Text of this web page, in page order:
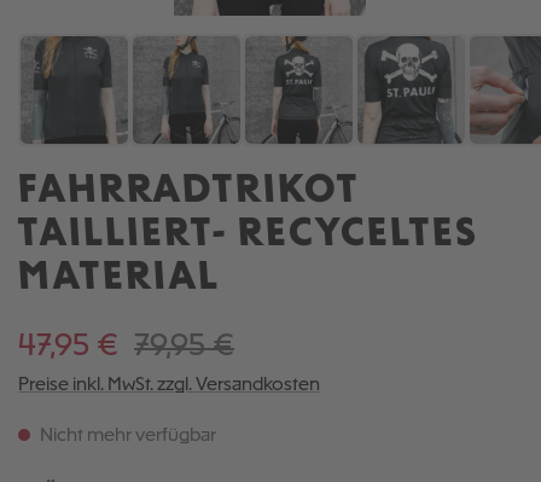
FAHRRADTRIKOT
TAILLIERT- RECYCELTES
MATERIAL
47,95 € 79,95 €
Preise inkl. MwSt. zzgl. Versandkosten
Nicht mehr verfügbar